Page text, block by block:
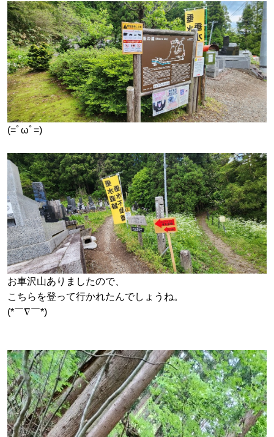
(=ﾟωﾟ=)
お車沢山ありましたので、
こちらを登って行かれたんでしょうね。
(*￣∇￣*)